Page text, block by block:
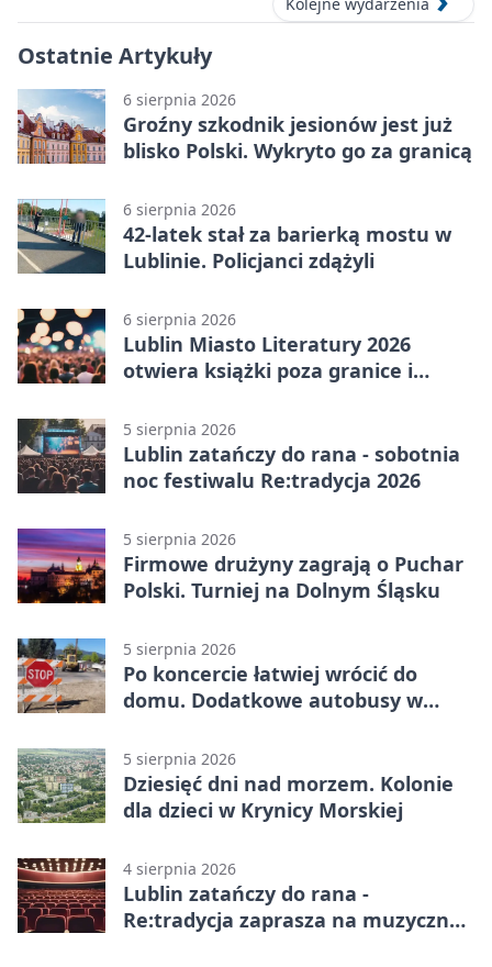
Ostatnie Artykuły
6 sierpnia 2026
Groźny szkodnik jesionów jest już
blisko Polski. Wykryto go za granicą
6 sierpnia 2026
42-latek stał za barierką mostu w
Lublinie. Policjanci zdążyli
6 sierpnia 2026
Lublin Miasto Literatury 2026
otwiera książki poza granice i
5 sierpnia 2026
Lublin zatańczy do rana - sobotnia
noc festiwalu Re:tradycja 2026
5 sierpnia 2026
Firmowe drużyny zagrają o Puchar
Polski. Turniej na Dolnym Śląsku
5 sierpnia 2026
Po koncercie łatwiej wrócić do
domu. Dodatkowe autobusy w
5 sierpnia 2026
Dziesięć dni nad morzem. Kolonie
dla dzieci w Krynicy Morskiej
4 sierpnia 2026
Lublin zatańczy do rana -
Re:tradycja zaprasza na muzyczną